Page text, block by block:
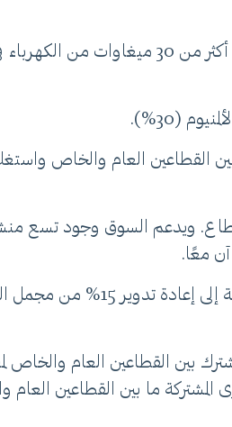
– توّلد قطر، وهي أول دولة بمجلس التعاون الخليجي تُطلق
العام والخاص
ويدعم السوق وجود تسع
آن معًا.
وتهدف استراتيجية قطر الوطنية للبيئة والتغيّر
القطاعين العام والخاص
المشتركة ما بين القطاعين